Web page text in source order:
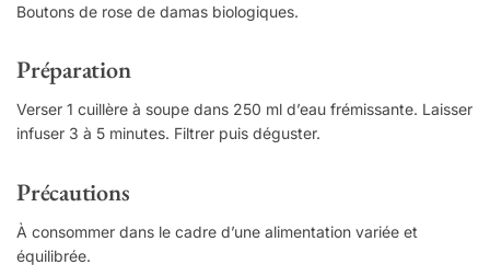
Boutons de rose de damas biologiques.
Préparation
Verser 1 cuillère à soupe dans 250 ml d’eau frémissante. Laisser
infuser 3 à 5 minutes. Filtrer puis déguster.
Précautions
À consommer dans le cadre d’une alimentation variée et
équilibrée.